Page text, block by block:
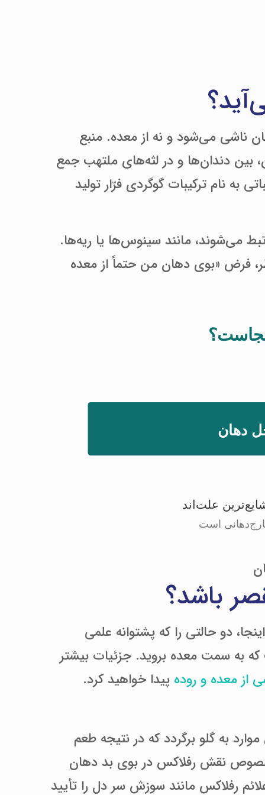
دهان ناشی می‌شود و نه از معده. منبع
دندان‌ها و در لثه‌های ملتهب جمع
به نام ترکیبات گوگردی فرّار تولید
مرتبط می‌شوند، مانند سینوس‌ها یا ریه‌ها.
فرض «بوی دهان من حتماً از معده
علت‌اند
باشد؟
دو حالتی را که پشتوانه علمی
به سمت معده بروید. جزئیات بیشتر
از معده و روده پیدا خواهید کرد.
به گلو برگردد که در نتیجه طعم
خصوص نقش رفلاکس در بوی بد دهان
رفلاکس مانند سوزش سر دل را تأیید